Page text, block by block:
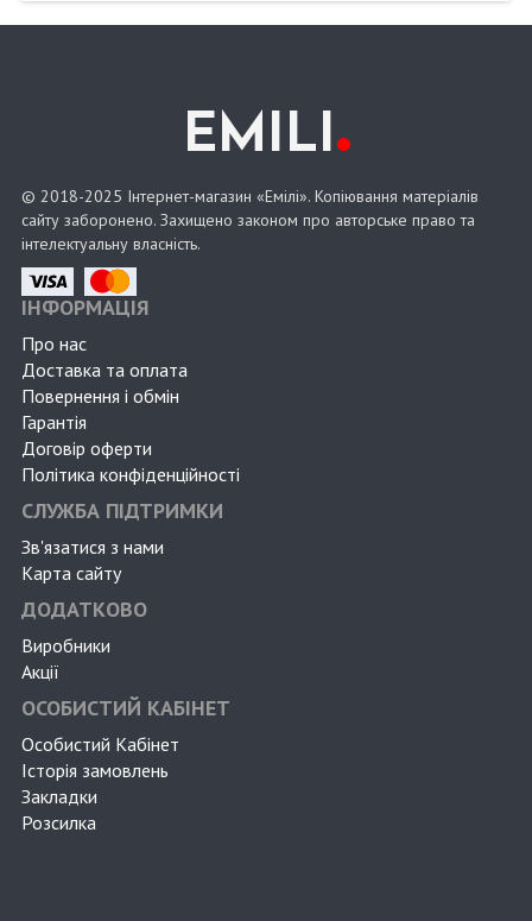
EMILI.
© 2018-2025 Інтернет-магазин «Емілі». Копіювання матеріалів
сайту заборонено. Захищено законом про авторське право та
інтелектуальну власність.
ІНФОРМАЦІЯ
Про нас
Доставка та оплата
Повернення і обмін
Гарантія
Договір оферти
Політика конфіденційності
СЛУЖБА ПІДТРИМКИ
Зв'язатися з нами
Карта сайту
ДОДАТКОВО
Виробники
Акції
ОСОБИСТИЙ КАБІНЕТ
Особистий Кабінет
Історія замовлень
Закладки
Розсилка